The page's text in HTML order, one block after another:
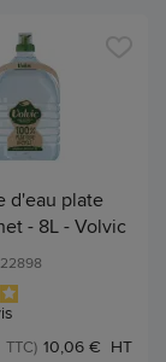
d'eau plate
- 8L - Volvic
10,06 € HT
TTC)